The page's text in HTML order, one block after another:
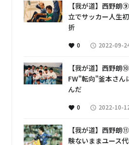
【我が道】西野
立でサッカー人生
折
favorite 0 access_time 2022-09-
【我が道】西野朗
FW"転向"釜本さん
んだ
favorite 0 access_time 2022-10-
【我が道】西野
験ないままユース